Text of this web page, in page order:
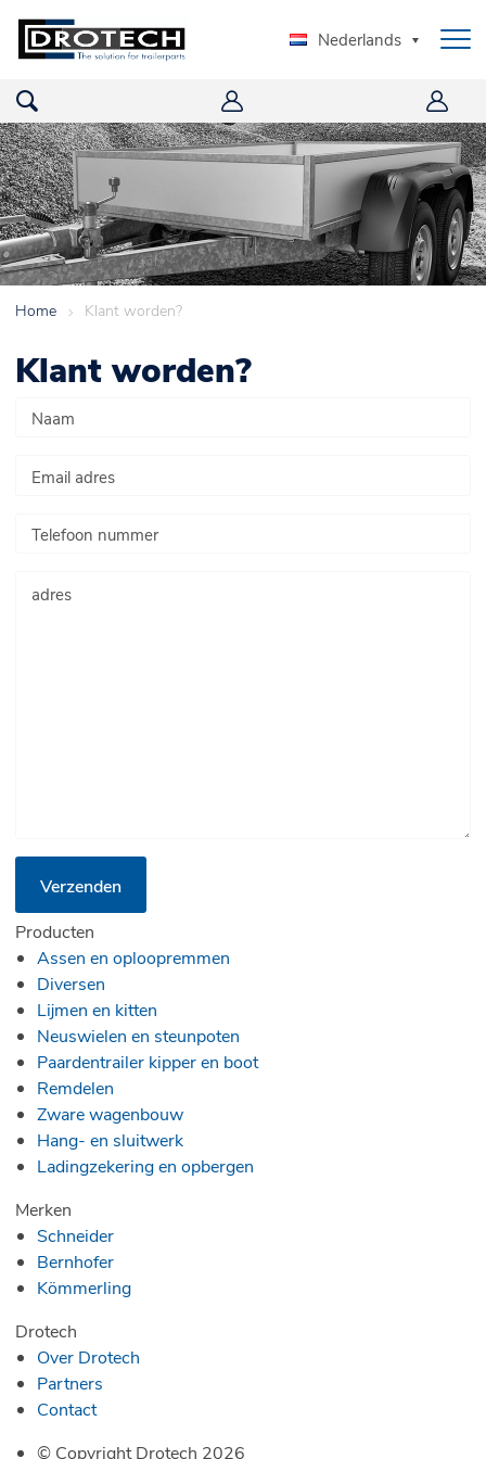
Nederlands
Home > Klant worden?
Klant worden?
Verzenden
Producten
Assen en oploopremmen
Diversen
Lijmen en kitten
Neuswielen en steunpoten
Paardentrailer kipper en boot
Remdelen
Zware wagenbouw
Hang- en sluitwerk
Ladingzekering en opbergen
Merken
Schneider
Bernhofer
Kömmerling
Drotech
Over Drotech
Partners
Contact
© Copyright Drotech 2026